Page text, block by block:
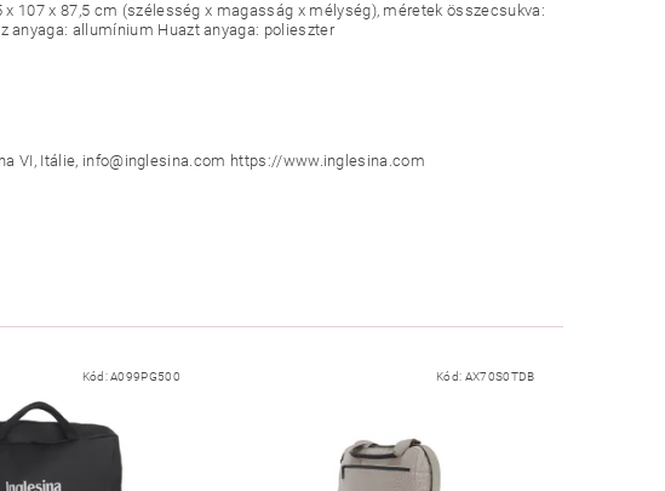
107 x 87,5 cm (szélesség x magasság x mélység), méretek összecsukva:
anyaga: allumínium Huazt anyaga: polieszter
VI, Itálie, info@inglesina.com https://www.inglesina.com
Kód:A099PG500 Kód: AX70S0TDB